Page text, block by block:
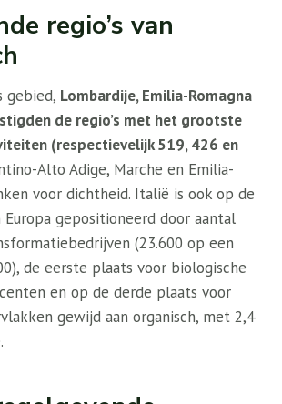
regio’s van
gebied, Lombardije, Emilia-Romagna
de regio’s met het grootste
(respectievelijk 519, 426 en
Alto Adige, Marche en Emilia-
voor dichtheid. Italië is ook op de
gepositioneerd door aantal
(23.600 op een
de eerste plaats voor biologische
en op de derde plaats voor
gewijd aan organisch, met 2,4